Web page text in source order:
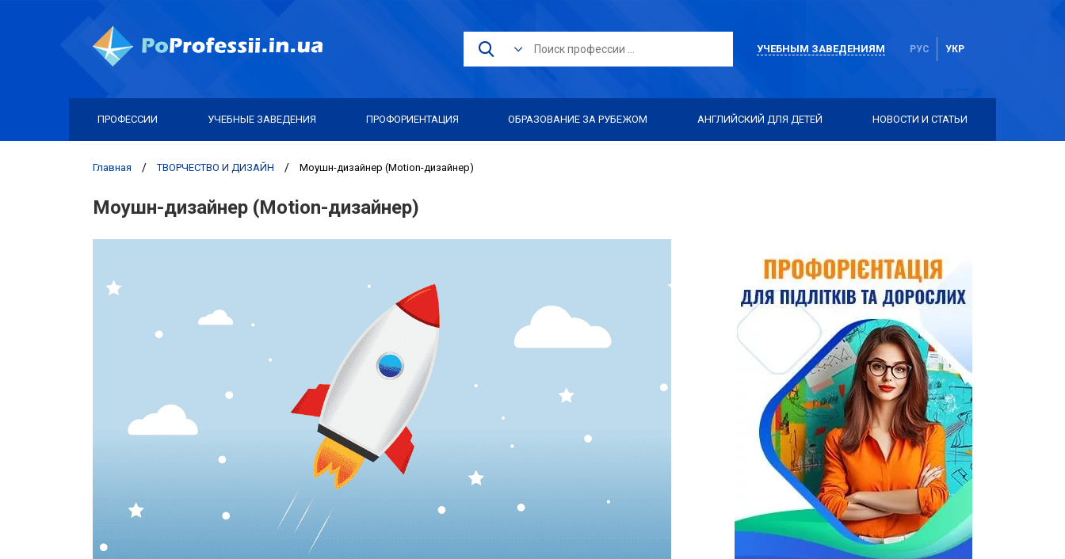
УЧЕБНЫМ ЗАВЕДЕНИЯМ РУС УКР
ПРОФЕССИИ УЧЕБНЫЕ ЗАВЕДЕНИЯ ПРОФОРИЕНТАЦИЯ ОБРАЗОВАНИЕ ЗА РУБЕЖОМ АНГЛИЙСКИЙ ДЛЯ ДЕТЕЙ НОВОСТИ И СТАТЬИ
Главная / ТВОРЧЕСТВО И ДИЗАЙН / Моушн-дизайнер (Motion-дизайнер)
Моушн-дизайнер (Motion-дизайнер)